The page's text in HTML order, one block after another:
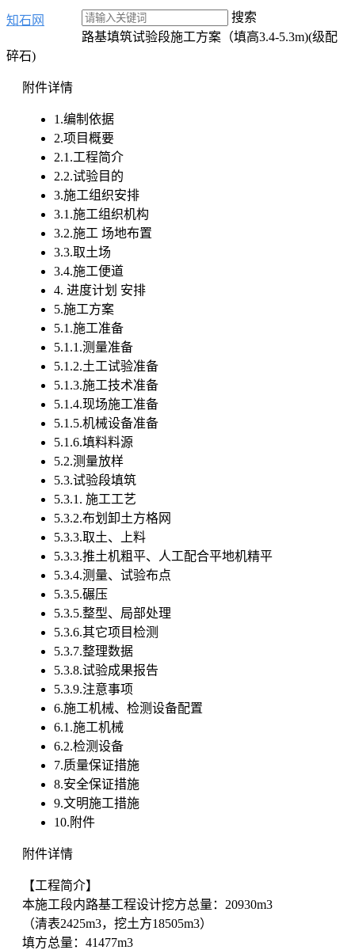
知石网
搜索
路基填筑试验段施工方案（填高3.4-5.3m)(级配
碎石)
附件详情
1.编制依据
2.项目概要
2.1.工程简介
2.2.试验目的
3.施工组织安排
3.1.施工组织机构
3.2.施工 场地布置
3.3.取土场
3.4.施工便道
4. 进度计划 安排
5.施工方案
5.1.施工准备
5.1.1.测量准备
5.1.2.土工试验准备
5.1.3.施工技术准备
5.1.4.现场施工准备
5.1.5.机械设备准备
5.1.6.填料料源
5.2.测量放样
5.3.试验段填筑
5.3.1. 施工工艺
5.3.2.布划卸土方格网
5.3.3.取土、上料
5.3.3.推土机粗平、人工配合平地机精平
5.3.4.测量、试验布点
5.3.5.碾压
5.3.5.整型、局部处理
5.3.6.其它项目检测
5.3.7.整理数据
5.3.8.试验成果报告
5.3.9.注意事项
6.施工机械、检测设备配置
6.1.施工机械
6.2.检测设备
7.质量保证措施
8.安全保证措施
9.文明施工措施
10.附件
附件详情
【工程简介】
本施工段内路基工程设计挖方总量：20930m3
（清表2425m3，挖土方18505m3）
填方总量：41477m3